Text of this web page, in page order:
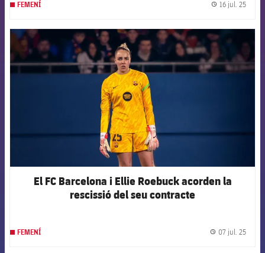
FEMENÍ 16 jul. 25
FCB Barcelona badge
El FC Barcelona i Ellie Roebuck acorden la
rescissió del seu contracte
FEMENÍ 07 jul. 25